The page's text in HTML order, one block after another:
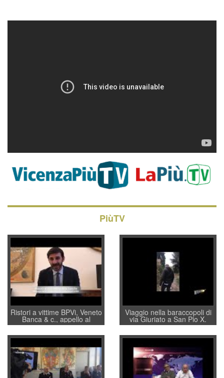
PiùTV
Ristori a vittime BPVi, Veneto
Banca & c., appello al
sottosegretario Alessio
Villarosa: per mettere ordine
convochi con Di Maio CNCU
a supporto della cabina di
regia al Mef
Viaggio nella baraccopoli di
via Giuriato a San Pio X.
Vicenza ai Vicentini: “faremo
un regalo di Natale ai
residenti”